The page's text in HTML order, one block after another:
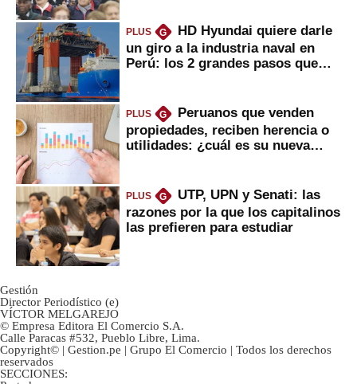
PLUS G
HD Hyundai quiere darle
un giro a la industria naval en
Perú: los 2 grandes pasos que
PLUS G
Peruanos que venden
propiedades, reciben herencia o
utilidades: ¿cuál es su nueva
PLUS G
UTP, UPN y Senati: las
razones por la que los capitalinos
las prefieren para estudiar
Gestión
Director Periodístico (e)
VÍCTOR MELGAREJO
© Empresa Editora El Comercio S.A.
Calle Paracas #532, Pueblo Libre, Lima.
Copyright© | Gestion.pe | Grupo El Comercio | Todos los derechos
reservados
SECCIONES: